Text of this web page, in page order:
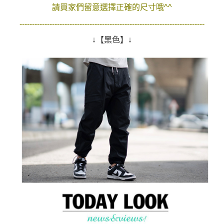
後付繳納相關費用。
是否繳費成功／繳費後需取消欲退款等相關疑問，請聯繫「AFTEE先享後付
１．透過由恩沛科技股份有限公司提供之「AFTEE先享後付」服務完成之交
易，需依本服務之必要範圍內提供個人資料，並將交易相關給付款項請求債
權轉讓予恩沛科技股份有限公司。
２．關於個人資料處理事宜，請瀏覽以下網址：
https://aftee.tw/terms/#terms3
３．未成年的使用者請事先徵得法定代理人或監護人之同意方可使用
「AFTEE先享後付」，若未經同意申辦者引起之損失，本公司不負相關責
任。
４．使用「AFTEE先享後付」時，將依據個別帳號之用戶狀況，依本公司即
時審查核予不同之上限額度；若仍有額度不足之情形，本公司將視審查結果
請求用戶進行身份認證。
５．嚴禁一人註冊多個帳號或使用他人資訊註冊。若發現惡意使用之情形，
恩沛科技股份有限公司將有權停止該用戶之使用額度並採取法律行動。
每筆NT$80，滿NT$1,800(含以上)免運費
每筆NT$120，滿NT$3,000(含以上)免運費
請買家們留意選擇正確的尺寸哦^^
--------------------------------------------------------------------------
↓【黑色】↓